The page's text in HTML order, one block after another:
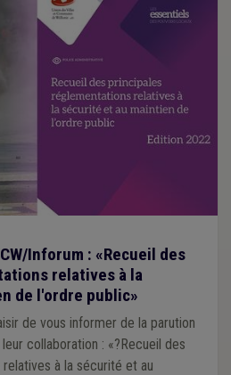
Inforum : «Recueil des
relatives à la
de l'ordre public»
de vous informer de la parution
collaboration : «?Recueil des
à la sécurité et au